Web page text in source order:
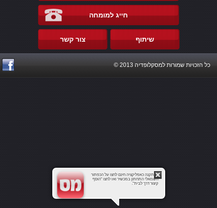
חייג למומחה
צור קשר שיתוף
כל הזכויות שמורות למסקלופדיה 2013 ©
להתקנה כאפליקציה חינם לחצו על הכפתור
השמאלי התחתון במכשיר ואז לחצו "הוסף
קיצור דרך לבית".